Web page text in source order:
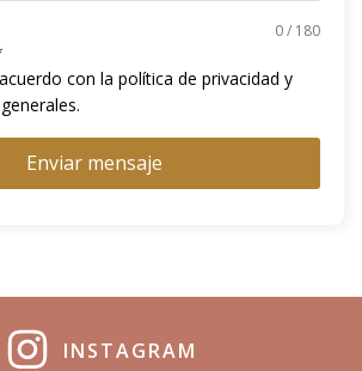
0 / 180
con la política de privacidad y
Enviar mensaje
INSTAGRAM